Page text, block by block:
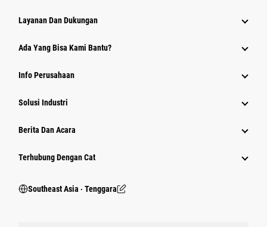
Layanan Dan Dukungan
Ada Yang Bisa Kami Bantu?
Info Perusahaan
Solusi Industri
Berita Dan Acara
Terhubung Dengan Cat
Southeast Asia ‧ Tenggara